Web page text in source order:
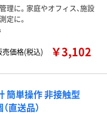
理に。家庭やオフィス、施設
定に。
売価格(税込)
￥3,102
簡単操作 非接触型
直送品）